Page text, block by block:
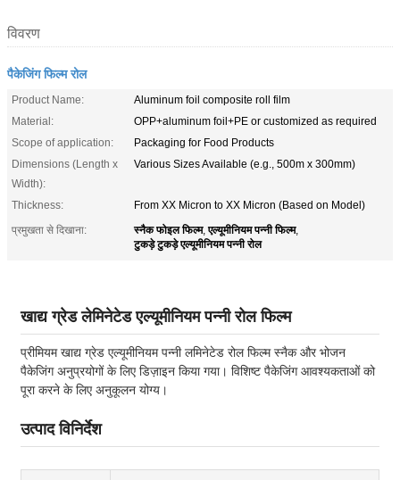
विवरण
पैकेजिंग फिल्म रोल
Product Name:
Aluminum foil composite roll film
Material:
OPP+aluminum foil+PE or customized as required
Scope of application:
Packaging for Food Products
Dimensions (Length x
Width):
Various Sizes Available (e.g., 500m x 300mm)
Thickness:
From XX Micron to XX Micron (Based on Model)
प्रमुखता से दिखाना:
स्नैक फोइल फिल्म,एल्यूमीनियम पन्नी फिल्म,
टुकड़े टुकड़े एल्यूमीनियम पन्नी रोल
खाद्य ग्रेड लेमिनेटेड एल्यूमीनियम पन्नी रोल फिल्म
प्रीमियम खाद्य ग्रेड एल्यूमीनियम पन्नी लमिनेटेड रोल फिल्म स्नैक और भोजन
पैकेजिंग अनुप्रयोगों के लिए डिज़ाइन किया गया। विशिष्ट पैकेजिंग आवश्यकताओं को
पूरा करने के लिए अनुकूलन योग्य।
उत्पाद विनिर्देश